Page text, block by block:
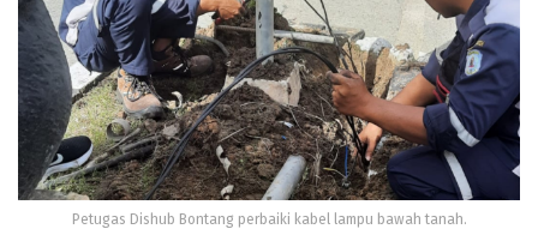
Petugas Dishub Bontang perbaiki kabel lampu bawah tanah.